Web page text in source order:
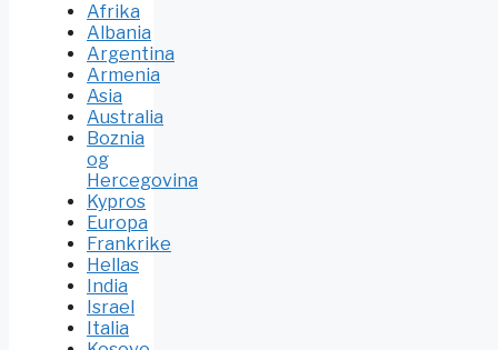
Afrika
Albania
Argentina
Armenia
Asia
Australia
Boznia
og
Hercegovina
Kypros
Europa
Frankrike
Hellas
India
Israel
Italia